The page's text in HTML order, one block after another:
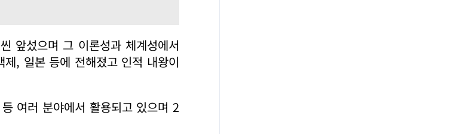
앞섰으며 그 이론성과 체계성에서
, 일본 등에 전해졌고 인적 내왕이
여러 분야에서 활용되고 있으며 2